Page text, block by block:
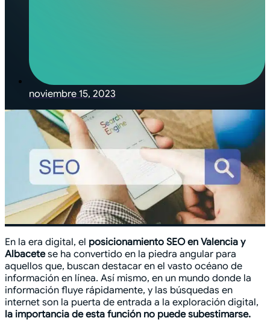
noviembre 15, 2023
En la era digital, el posicionamiento SEO en Valencia y
Albacetese ha convertido en la piedra angular para
aquellos que, buscan destacar en el vasto océano de
información en línea. Así mismo, en un mundo donde la
información fluye rápidamente, y las búsquedas en
internet son la puerta de entrada a la exploración digital,
la importancia de esta función no puede subestimarse.